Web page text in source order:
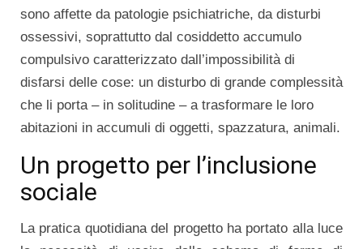
sono affette da patologie psichiatriche, da disturbi
ossessivi, soprattutto dal cosiddetto accumulo
compulsivo caratterizzato dall’impossibilità di
disfarsi delle cose: un disturbo di grande complessità
che li porta – in solitudine – a trasformare le loro
abitazioni in accumuli di oggetti, spazzatura, animali.
Un progetto per l’inclusione
sociale
La pratica quotidiana del progetto ha portato alla luce